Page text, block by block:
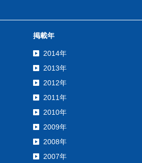
掲載年
2014年
2013年
2012年
2011年
2010年
2009年
2008年
2007年